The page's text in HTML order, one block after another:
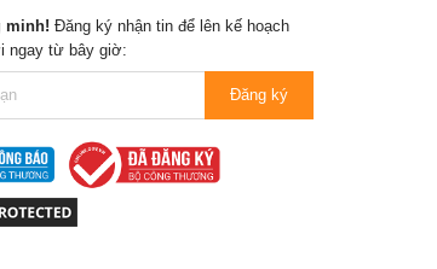
minh! Đăng ký nhận tin để lên kế hoạch
ngay từ bây giờ:
Đăng ký